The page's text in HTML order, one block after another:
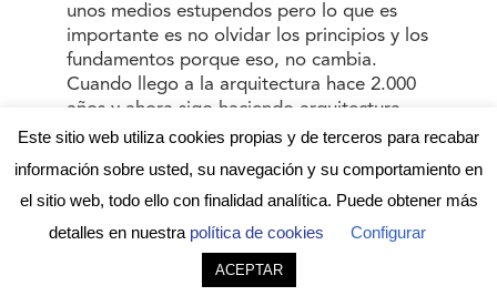
unos medios estupendos pero lo que es
importante es no olvidar los principios y los
fundamentos porque eso, no cambia.
Cuando llego a la arquitectura hace 2.000
años y ahora sigo haciendo arquitectura,
para representar una sociedad, una cultura,
sobre todo, para hacer mejores ciudades y
que la gente viva mejor. Los instrumentos
cambiarán, las circunstancias cambiarán,
pero no mis objetivos. Entonces, si
utilizamos los instrumentos para reforzar
Este sitio web utiliza cookies propias y de terceros para recabar
información sobre usted, su navegación y su comportamiento en
el sitio web, todo ello con finalidad analítica. Puede obtener más
detalles en nuestra política de cookies Configurar
ACEPTAR